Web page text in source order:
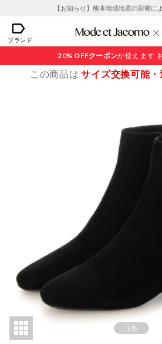
【お知らせ】熊本地域地震の影響に
ブランド
20% OFFクーポンが使えます
この商品はサイズ交換可能・
1/8